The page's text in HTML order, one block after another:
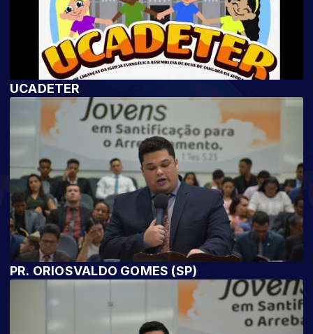
UCADETER
PR. ORIOSVALDO GOMES (SP)